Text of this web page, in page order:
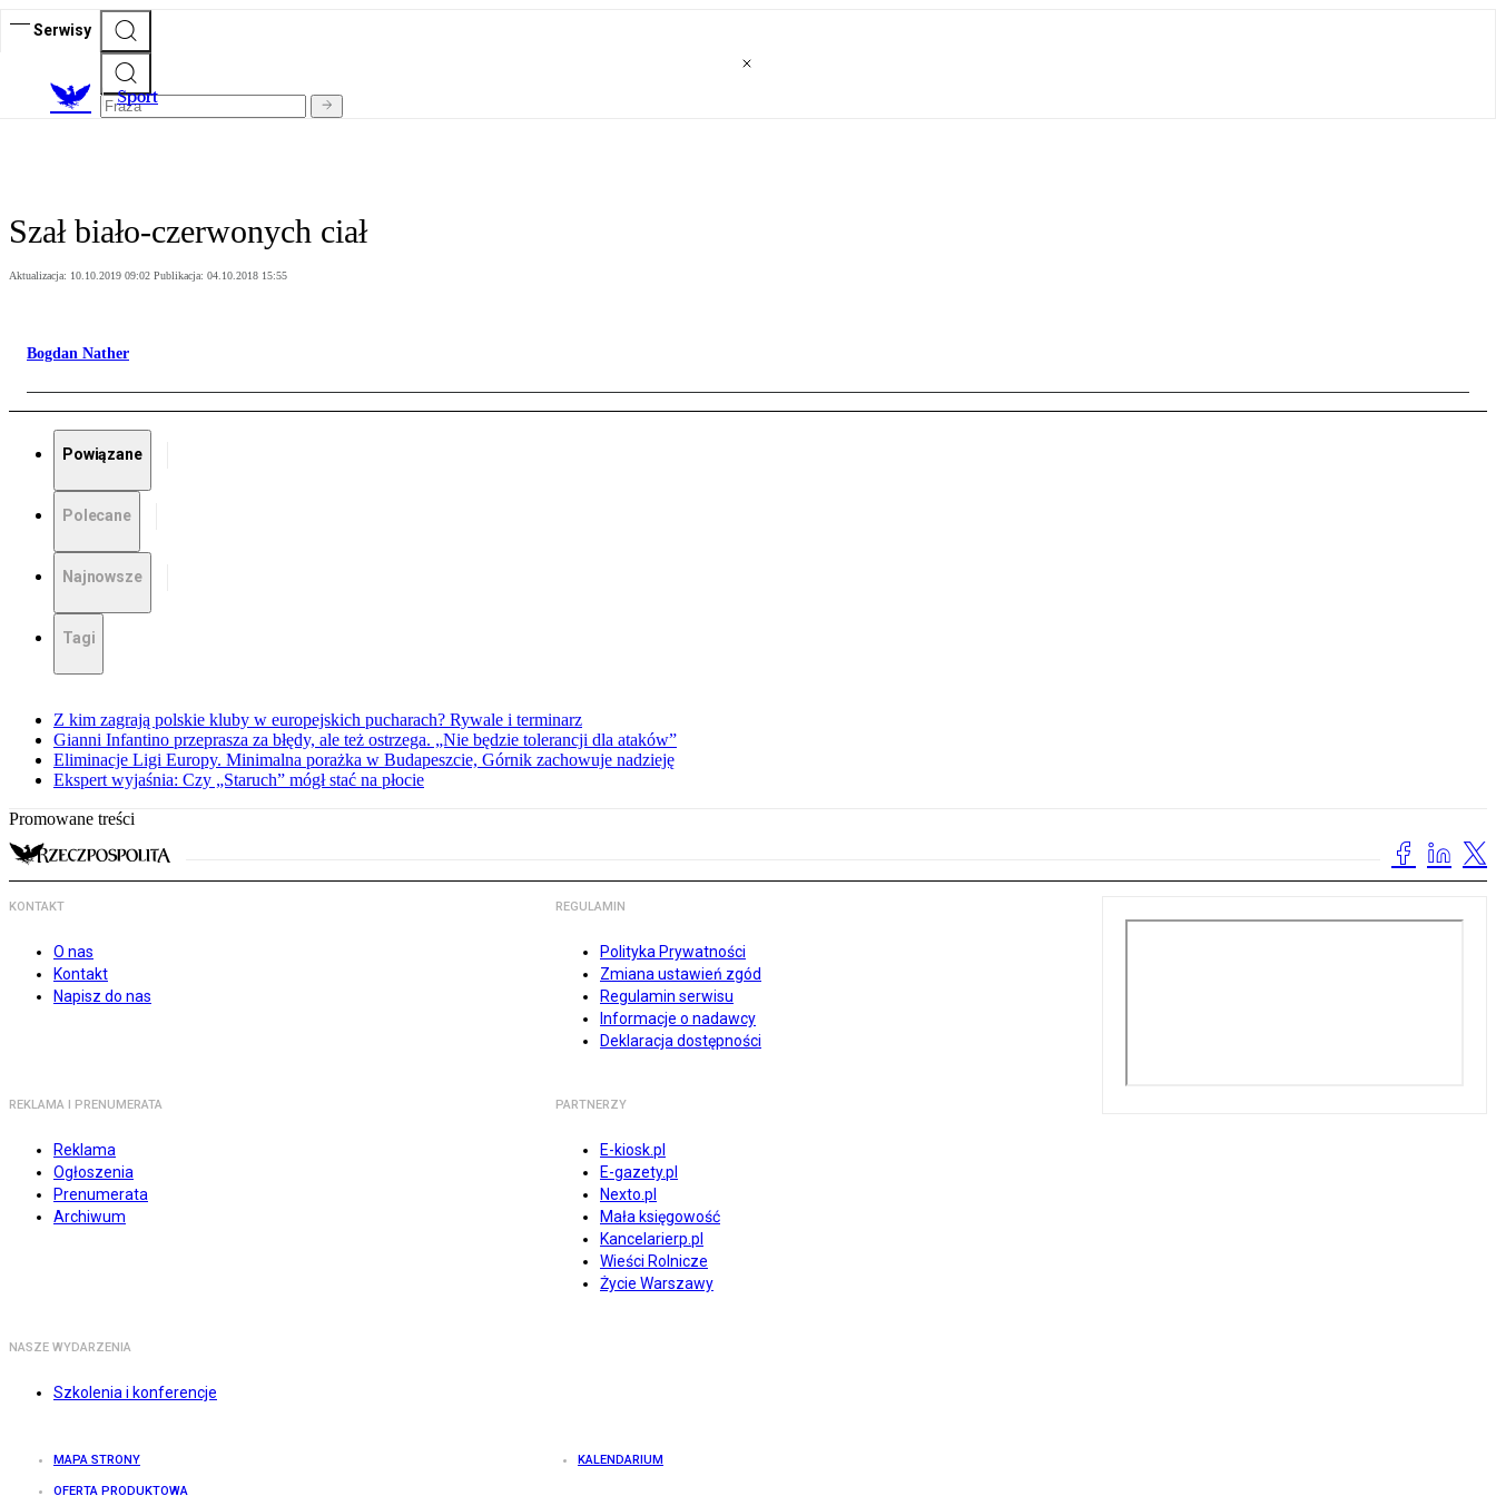
Serwisy
Sport
Szał biało-czerwonych ciał
Aktualizacja: 10.10.2019 09:02 Publikacja: 04.10.2018 15:55
Bogdan Nather
Powiązane
Polecane
Najnowsze
Tagi
Z kim zagrają polskie kluby w europejskich pucharach? Rywale i terminarz
Gianni Infantino przeprasza za błędy, ale też ostrzega. „Nie będzie tolerancji dla ataków”
Eliminacje Ligi Europy. Minimalna porażka w Budapeszcie, Górnik zachowuje nadzieję
Ekspert wyjaśnia: Czy „Staruch” mógł stać na płocie
Promowane treści
KONTAKT
O nas
Kontakt
Napisz do nas
REGULAMIN
Polityka Prywatności
Zmiana ustawień zgód
Regulamin serwisu
Informacje o nadawcy
Deklaracja dostępności
REKLAMA I PRENUMERATA
Reklama
Ogłoszenia
Prenumerata
Archiwum
PARTNERZY
E-kiosk.pl
E-gazety.pl
Nexto.pl
Mała księgowość
Kancelarierp.pl
Wieści Rolnicze
Życie Warszawy
NASZE WYDARZENIA
Szkolenia i konferencje
MAPA STRONY KALENDARIUM
OFERTA PRODUKTOWA